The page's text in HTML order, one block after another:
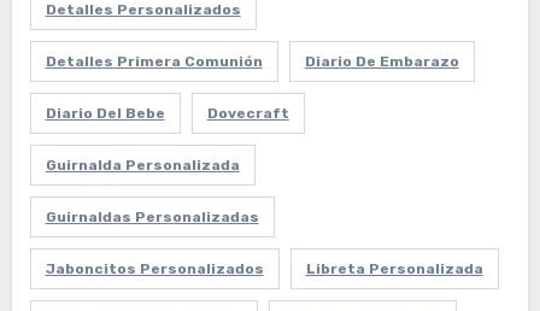
Detalles Personalizados
Detalles Primera Comunión Diario De Embarazo
Diario Del Bebe Dovecraft
Guirnalda Personalizada
Guirnaldas Personalizadas
Jaboncitos Personalizados Libreta Personalizada